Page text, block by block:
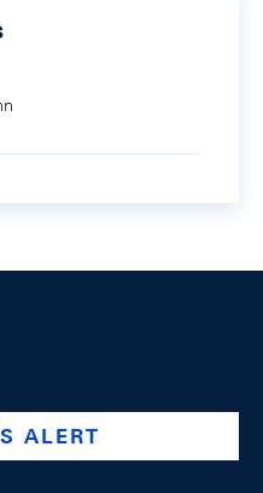
company/swiss-national-
@swissnationalbank
ALERT